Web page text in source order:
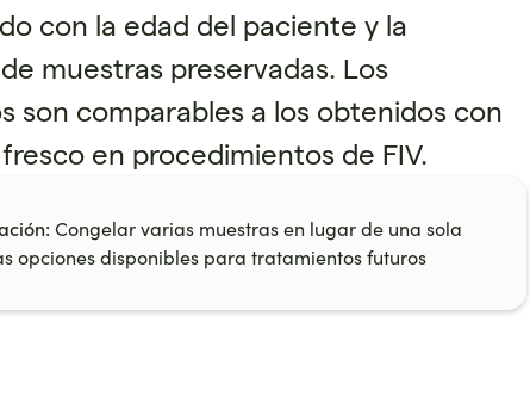
con la edad del paciente y la
muestras preservadas. Los
son comparables a los obtenidos con
en procedimientos de FIV.
Congelar varias muestras en lugar de una sola
opciones disponibles para tratamientos futuros